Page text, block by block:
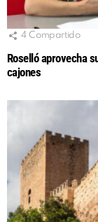
4 Compartido
Roselló aprovecha
cajones